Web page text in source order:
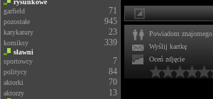
rysunkowe
garfield
71
pozostałe 945
karykatury 23
komiksy 339
sławni
sportowcy
7
politycy 84
aktorki 70
aktorzy 13
Powiadom znajomego
Wyślij kartkę
Oceń zdjęcie